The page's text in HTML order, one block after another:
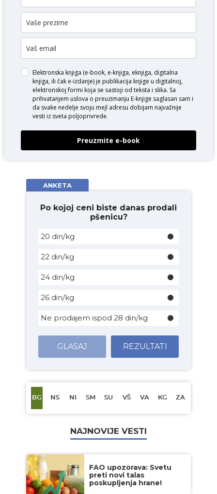
Elektronska knjiga (e-book, e-knjiga, eknjiga, digitalna
knjiga, ili čak e-izdanje) je publikacija knjige u digitalnoj,
elektronskoj formi koja se sastoji od teksta i slika. Sa
prihvatanjem uslova o preuzimanju E-knjige saglasan sam i
da svake nedelje svoju mejl adresu dobijam najvažnije
vesti iz sveta poljoprivrede.
Preuzmite e-book
ANKETA
Po kojoj ceni biste danas prodali
pšenicu?
20 din/kg
22 din/kg
24 din/kg
26 din/kg
Ne prodajem ispod 28 din/kg
GLASAJ REZULTATI
BG NS NI SM SU VŠ VA KG ZA
NAJNOVIJE VESTI
FAO upozorava: Svetu
preti novi talas
poskupljenja hrane!